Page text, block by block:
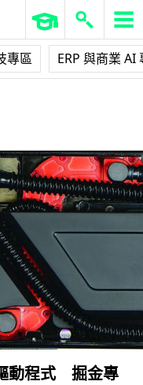
專區 ERP 與商業 AI
動程式 掘金專